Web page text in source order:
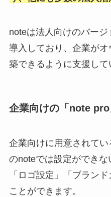
noteは法人向けのバー
導入しており、企業が
築できるように支援して
企業向けの「note
企業向けに用意されて
のnoteでは設定ができな
「ロゴ設定」「ブラン
ことができます。